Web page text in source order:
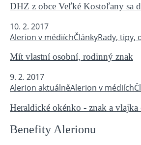
DHZ z obce Veľké Kostoľany sa
10. 2. 2017
Alerion v médiíchČlánkyRady, tipy,
Mít vlastní osobní, rodinný znak
9. 2. 2017
Alerion aktuálněAlerion v médiích
Heraldické okénko - znak a vlajka
Benefity Alerionu